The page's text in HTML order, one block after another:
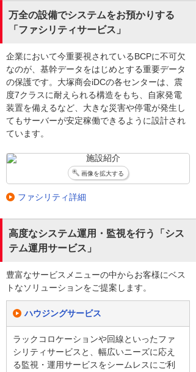
万全の設備でシステムをお預かりする
「ファシリティサービス」
企業において今重要視されているBCPに不可欠
なのが、基幹データをはじめとする重要データ
の保護です。大塚商会iDCの各センターは、震
度7クラスに耐えられる構造をもち、自家発電
装置を備えるなど、大きな災害や停電が発生し
てもサーバーが安定稼働できるように設計され
ています。
画像を拡大する
ファシリティ詳細
高度なシステム運用・監視を行う「シス
テム運用サービス」
豊富なサービスメニューの中からお客様にベス
トなソリューションをご提案します。
ハウジングサービス
ラックコロケーションや回線といったファ
シリティサービスと、幅広いニーズに応え
る監視・運用サービスをシームレスにご利